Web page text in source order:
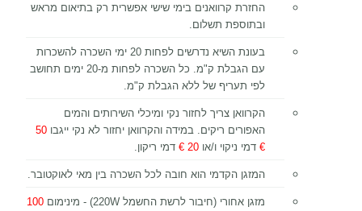
החזרת קרוואנים בימי שישי אפשרית רק בתיאום מראש
ובתוספת תשלום.
בעונת השיא נדרשים לפחות 20 ימי השכרה להשכרות
עם הגבלת ק"מ. כל השכרה לפחות מ-20 ימים תחושב
לפי תעריף של ללא הגבלת ק"מ.
הקרוואן צריך לחזור נקי ומיכלי השירותים והמים
האפורים ריקים. במידה והקרוואן יחזור לא נקי ייגבו 50
€ דמי ניקוי ו/או 20 € דמי ריקון.
המזגן הקדמי הוא חובה לכל השכרה בין מאי לאוקטובר.
מזגן אחורי (חיבור לרשת החשמל 220W) - מינימום
100